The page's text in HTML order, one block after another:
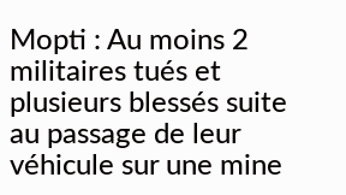
Mopti : Au moins 2
militaires tués et
plusieurs blessés suite
au passage de leur
véhicule sur une mine